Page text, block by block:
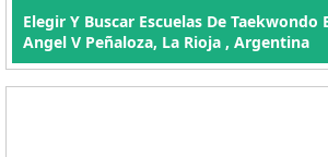
Elegir Y Buscar Escuelas De Taekwondo
Angel V Peñaloza, La Rioja , Argentina